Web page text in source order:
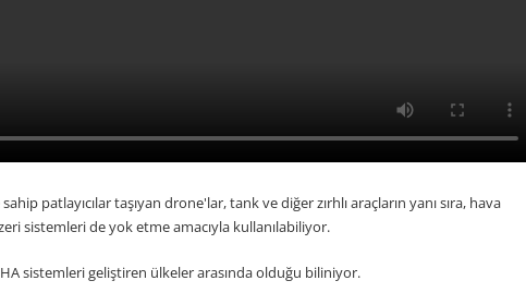
patlayıcılar taşıyan drone'lar, tank ve diğer zırhlı araçların yanı sıra, hava
sistemleri de yok etme amacıyla kullanılabiliyor.
sistemleri geliştiren ülkeler arasında olduğu biliniyor.